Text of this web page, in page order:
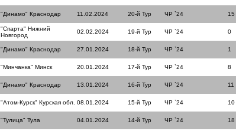
"Динамо" Краснодар 11.02.2024 20-й Тур ЧР `24 15
"Спарта" Нижний
Новгород
02.02.2024 19-й Тур ЧР `24 0
"Динамо" Краснодар 27.01.2024 18-й Тур ЧР `24 1
"Минчанка" Минск 20.01.2024 17-й Тур ЧР `24 8
"Динамо" Краснодар 13.01.2024 16-й Тур ЧР `24 11
"Атом-Курск" Курская обл. 08.01.2024 15-й Тур ЧР `24 10
"Тулица" Тула 04.01.2024 14-й Тур ЧР `24 18